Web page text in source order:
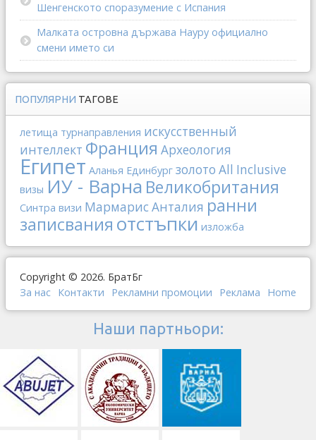
Шенгенското споразумение с Испания
Малката островна държава Науру официално
смени името си
ПОПУЛЯРНИ ТАГОВЕ
летища турнаправления искусственный
интеллект Франция Археология
Египет Аланья Единбург золото All Inclusive
визы ИУ - Варна Великобритания
Синтра визи Мармарис Анталия ранни
записвания отстъпки изложба
Copyright © 2026. БратБг
За нас Контакти Рекламни промоции Реклама Home
Наши партньори: